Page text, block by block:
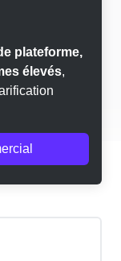
plateforme,
élevés,